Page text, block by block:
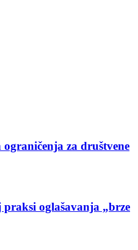
za društvene
oglašavanja „brze